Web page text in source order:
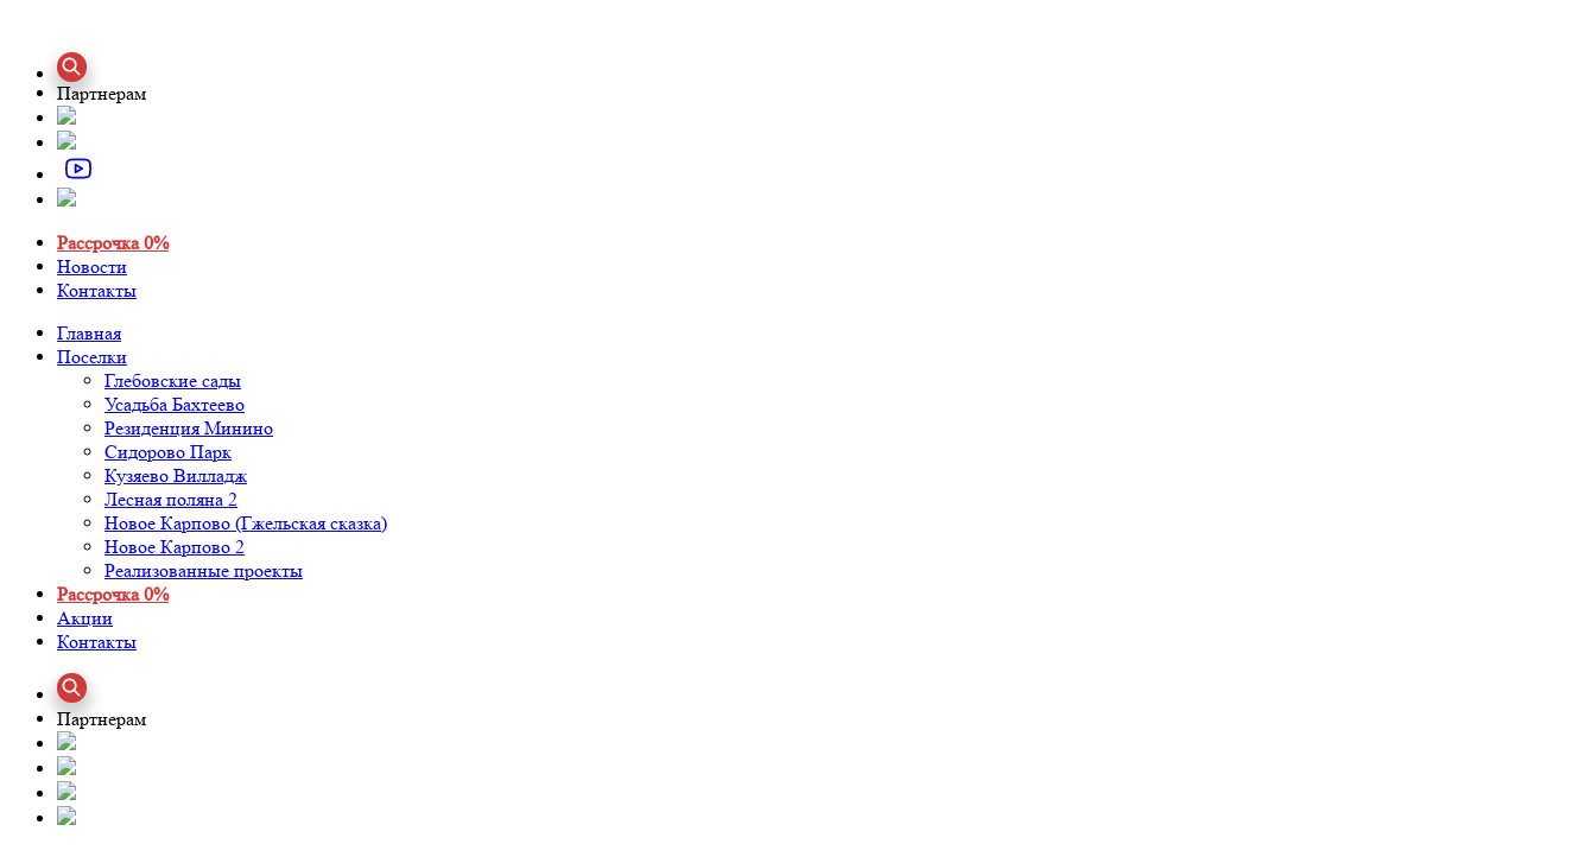
Партнерам
Рассрочка 0%
Новости
Контакты
Главная
Поселки
Глебовские сады
Усадьба Бахтеево
Резиденция Минино
Сидорово Парк
Кузяево Вилладж
Лесная поляна 2
Новое Карпово (Гжельская сказка)
Новое Карпово 2
Реализованные проекты
Рассрочка 0%
Акции
Контакты
Партнерам